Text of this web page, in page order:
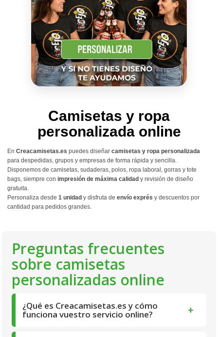
Camisetas y ropa
personalizada online
En Creacamisetas.es puedes diseñar camisetas y ropa personalizada
para despedidas, grupos y empresas de forma rápida y sencilla.
Disponemos de camisetas, sudaderas, polos, ropa laboral, gorras y tote
bags, siempre con impresión de máxima calidad y revisión de diseño
gratuita.
Personaliza desde 1 unidad y disfruta de envío exprés y descuentos por
cantidad para pedidos grandes.
Preguntas frecuentes
sobre camisetas
personalizadas online
¿Qué es Creacamisetas.es y cómo
funciona vuestro servicio online? +